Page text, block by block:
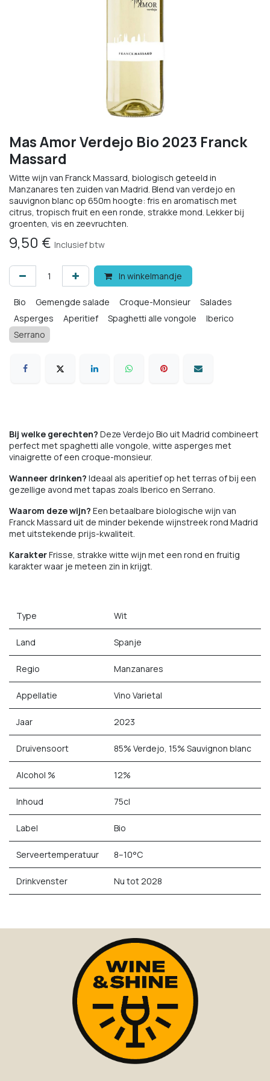
Mas Amor Verdejo Bio 2023 Franck
Massard
Witte wijn van Franck Massard, biologisch geteeld in
Manzanares ten zuiden van Madrid. Blend van verdejo en
sauvignon blanc op 650m hoogte: fris en aromatisch met
citrus, tropisch fruit en een ronde, strakke mond. Lekker bij
groenten, vis en zeevruchten.
9,50 € Inclusief btw
In winkelmandje
Bio Gemengde salade Croque-Monsieur
Salades
Asperges
Aperitief Spaghetti alle vongole
Iberico
Serrano
Bij welke gerechten? Deze Verdejo Bio uit Madrid combineert
perfect met spaghetti alle vongole, witte asperges met
vinaigrette of een croque-monsieur.
Wanneer drinken? Ideaal als aperitief op het terras of bij een
gezellige avond met tapas zoals Iberico en Serrano.
Waarom deze wijn? Een betaalbare biologische wijn van
Franck Massard uit de minder bekende wijnstreek rond Madrid
met uitstekende prijs-kwaliteit.
KarakterFrisse, strakke witte wijn met een rond en fruitig
karakter waar je meteen zin in krijgt.
Type Wit
Land Spanje
Regio Manzanares
Appellatie Vino Varietal
Jaar 2023
Druivensoort 85% Verdejo, 15% Sauvignon blanc
Alcohol % 12%
Inhoud 75cl
Label Bio
Serveertemperatuur 8–10°C
Drinkvenster Nu tot 2028